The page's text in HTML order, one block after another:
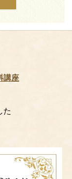
講座
た